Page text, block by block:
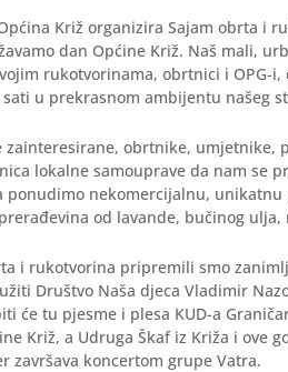
Križ organizira Sajam obrta i
dan Općine Križ. Naš mali,
rukotvorinama, obrtnici i OPG-i,
u prekrasnom ambijentu našeg
zainteresirane, obrtnike, umjetnike,
lokalne samouprave da nam se
ponudimo nekomercijalnu,
od lavande, bučinog
i rukotvorina pripremili smo
Društvo Naša djeca Vladimir
će tu pjesme i plesa KUD-a
Križ, a Udruga Škaf iz Križa i ove
završava koncertom grupe Vatra.